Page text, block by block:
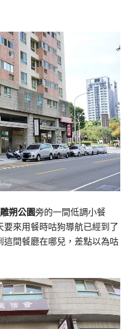
朔公園旁的一間低調小餐
要來用餐時咕狗導航已經到了
間餐廳在哪兒，差點以為咕